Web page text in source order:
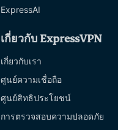
ExpressAI
เกี่ยวกับ ExpressVPN
เกี่ยวกับเรา
ศูนย์ความเชื่อถือ
ศูนย์สิทธิประโยชน์
การตรวจสอบความปลอดภัย